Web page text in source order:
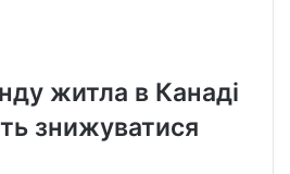
житла в Канаді
знижуватися